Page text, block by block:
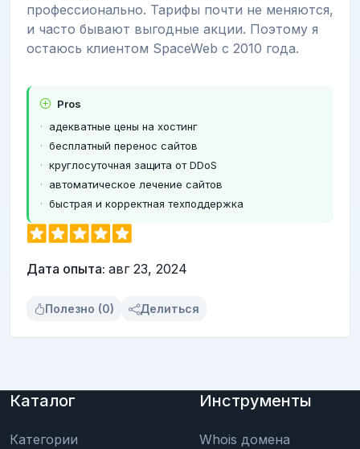
профессионально. Тарифы почти не меняются,
и часто бывают выгодные акции. Поэтому я
остаюсь клиентом SpaceWeb с 2010 года.
Pros
адекватные цены на хостинг
бесплатный перенос сайтов
круглосуточная защита от DDoS
автоматическое лечение сайтов
быстрая и корректная техподдержка
Дата опыта: авг 23, 2024
Полезно (0) Делиться
Каталог
Категории
Инструменты
Whois домена